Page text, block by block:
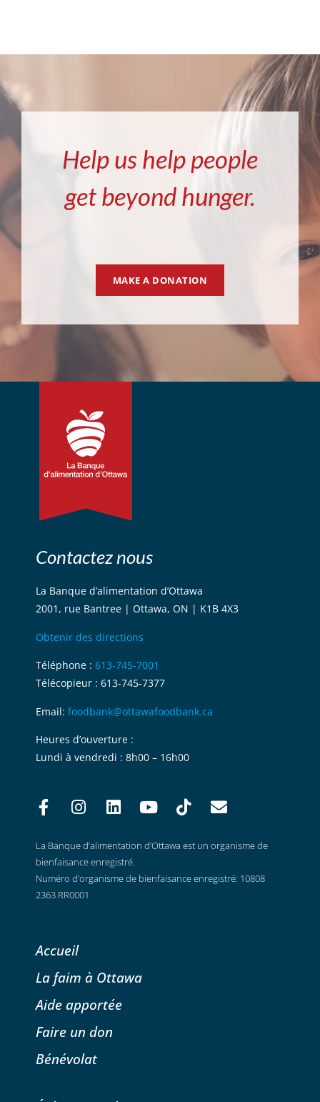
Help us help people
get beyond hunger.
MAKE A DONATION
Contactez nous
La Banque d’alimentation d’Ottawa
2001, rue Bantree | Ottawa, ON | K1B 4X3
Obtenir des directions
Téléphone : 613-745-7001
Télécopieur : 613-745-7377
Email: foodbank@ottawafoodbank.ca
Heures d’ouverture :
Lundi à vendredi : 8h00 – 16h00
La Banque d’alimentation d’Ottawa est un organisme de
bienfaisance enregistré.
Numéro d’organisme de bienfaisance enregistré: 10808
2363 RR0001
Accueil
La faim à Ottawa
Aide apportée
Faire un don
Bénévolat